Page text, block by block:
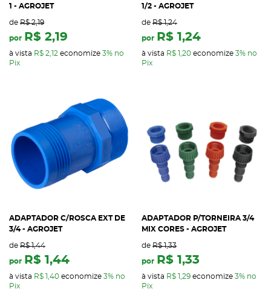
1 - AGROJET
de R$ 2,19
por R$ 2,19
à vista R$ 2,12 economize 3% no
Pix
1/2 - AGROJET
de R$ 1,24
por R$ 1,24
à vista R$ 1,20 economize 3% no
Pix
ADAPTADOR C/ROSCA EXT DE
3/4 - AGROJET
de R$ 1,44
por R$ 1,44
à vista R$ 1,40 economize 3% no
Pix
ADAPTADOR P/TORNEIRA 3/4
MIX CORES - AGROJET
de R$ 1,33
por R$ 1,33
à vista R$ 1,29 economize 3% no
Pix